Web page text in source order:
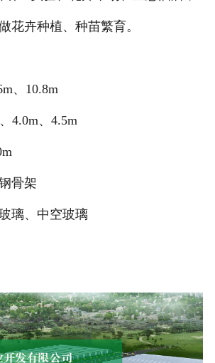
花卉种植、种苗繁育。
、10.8m
4.0m、4.5m
骨架
璃、中空玻璃